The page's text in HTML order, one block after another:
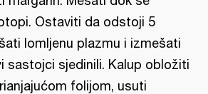
Ostaviti da odstoji 5
lomljenu plazmu i izmešati
sastojci sjedinili. Kalup obložiti
folijom, usuti